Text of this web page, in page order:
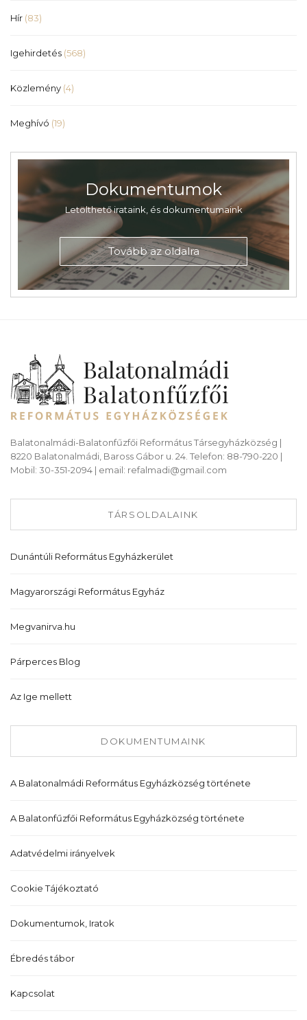
Hír (83)
Igehirdetés (568)
Közlemény (4)
Meghívó (19)
Dokumentumok
Letölthető irataink, és dokumentumaink
Tovább az oldalra
Balatonalmádi-Balatonfűzfői Református Társegyházközség |
8220 Balatonalmádi, Baross Gábor u. 24. Telefon: 88-790-220 |
Mobil: 30-351-2094 | email: refalmadi@gmail.com
TÁRSOLDALAINK
Dunántúli Református Egyházkerület
Magyarországi Református Egyház
Megvanirva.hu
Párperces Blog
Az Ige mellett
DOKUMENTUMAINK
A Balatonalmádi Református Egyházközség története
A Balatonfűzfői Református Egyházközség története
Adatvédelmi irányelvek
Cookie Tájékoztató
Dokumentumok, Iratok
Ébredés tábor
Kapcsolat